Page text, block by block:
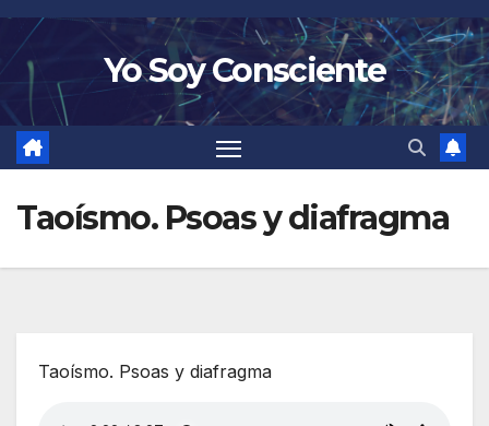
Saltar
contenido
Yo Soy Consciente
Taoísmo. Psoas y diafragma
Taoísmo. Psoas y diafragma